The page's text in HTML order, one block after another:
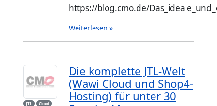
https://blog.cmo.de/
Weiterlesen »
JTL Cloud
Die komplette JTL-Welt
(Wawi Cloud und Shop4-
Hosting) für unter 30